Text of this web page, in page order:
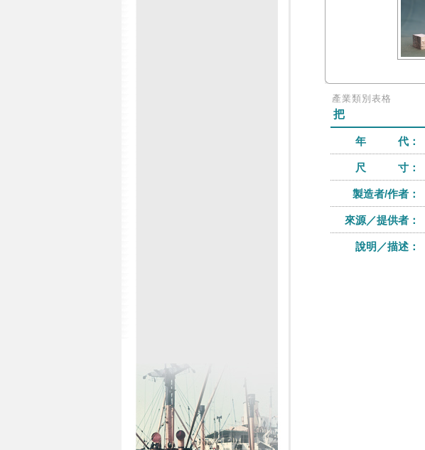
產業類別表格
把
年 代：
尺 寸：
製造者/作者：
來源／提供者：
說明／描述：